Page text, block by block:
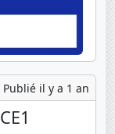
Publié il y a 1 an